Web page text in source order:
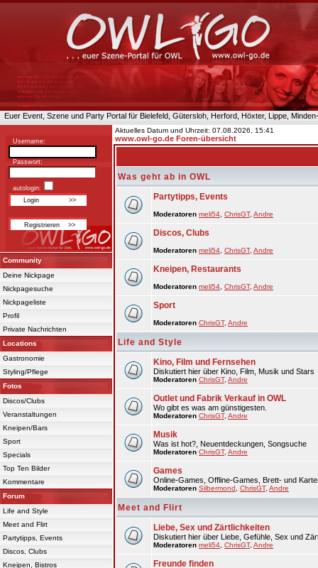
Euer Event, Szene und Party Portal für Bielefeld, Gütersloh, Herford, Höxter, Lippe,
Username:
Passwort:
autologin:
Community
Deine Nickpage
Nickpagesuche
Nickpageliste
Profil
Private Nachrichten
Locations
Gastronomie
Styling/Pflege
Fotos
Discos/Clubs
Veranstaltungen
Kneipen/Bars
Sport
Specials
Top Ten Bilder
Kommentare
Forum
Life and Style
Meet and Flirt
Partytipps, Events
Discos, Clubs
Kneipen, Bistros
Aktuelles Datum und Uhrzeit: 07.08.2026, 15:41
www.owl-go.de Foren-übersicht
Was geht ab in OWL
Partytipps, Events
Moderatoren meli54 ChrisGT, Andre
Discos, Clubs
Moderatoren meli54 ChrisGT, Andre
Kneipen, Restaurants
Moderatoren meli54 ChrisGT, Andre
Sport
Moderatoren ChrisGT, Andre
Life and Style
Kino, Film und Fernsehen
Diskutiert hier über Kino, Film, Musik und Stars
Moderatoren ChrisGT, Andre
Outlet und Fabrik Verkauf in OWL
Wo gibt es was am günstigesten.
Moderatoren ChrisGT, Andre
Musik
Was ist hot?, Neuentdeckungen, Songsuche
Moderatoren ChrisGT, Andre
Games
Online-Games, Offline-Games, Brett- und
Moderatoren Silbermond ChrisGT, Andre
Meet and Flirt
Liebe, Sex und Zärtlichkeiten
Diskutiert hier über Liebe, Gefühle, Sex und
Moderatoren meli54 ChrisGT, Andre
Freunde finden